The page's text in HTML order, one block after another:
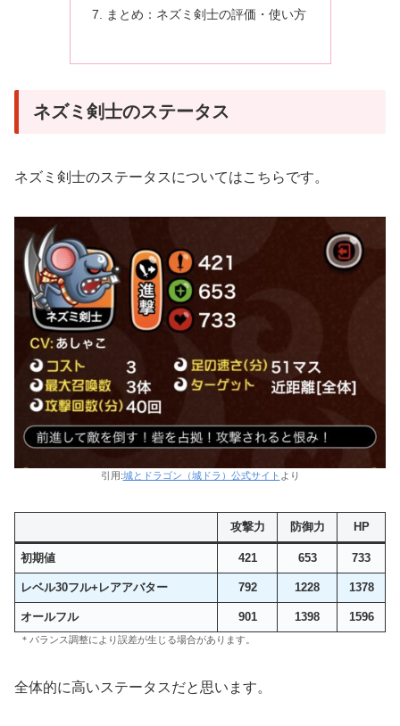
まとめ：ネズミ剣士の評価・使い方
ネズミ剣士のステータス
ネズミ剣士のステータスについてはこちらです。
引用:城とドラゴン（城ドラ）公式サイト より
攻撃力 防御力 HP
初期値 421 653 733
レベル30フル+レアアバター 792 1228 1378
オールフル 901 1398 1596
＊バランス調整により誤差が生じる場合があります。
全体的に高いステータスだと思います。